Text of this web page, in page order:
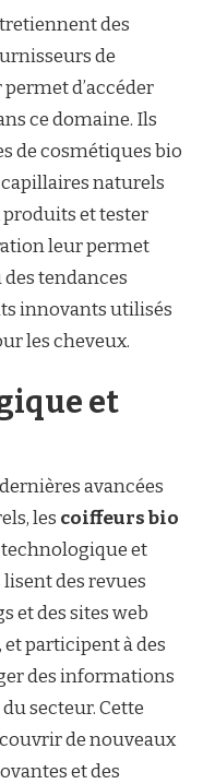
des
de
d’accéder
ce domaine. Ils
de cosmétiques bio
naturels
et tester
leur permet
tendances
innovants utilisés
les cheveux.
et
avancées
les coiffeurs bio
et
des revues
et des sites web
participent à des
des informations
secteur. Cette
de nouveaux
et des